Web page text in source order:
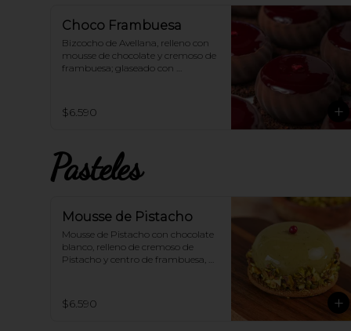
experiencia!
Choco Frambuesa
Bizcocho de Avellana, relleno con
mousse de chocolate y cremoso de
frambuesa; glaseado con
$6.590
Pasteles
Mousse de Pistacho
Mousse de Pistacho con chocolate
blanco, relleno de cremoso de
Pistacho y centro de frambuesa,
$6.590